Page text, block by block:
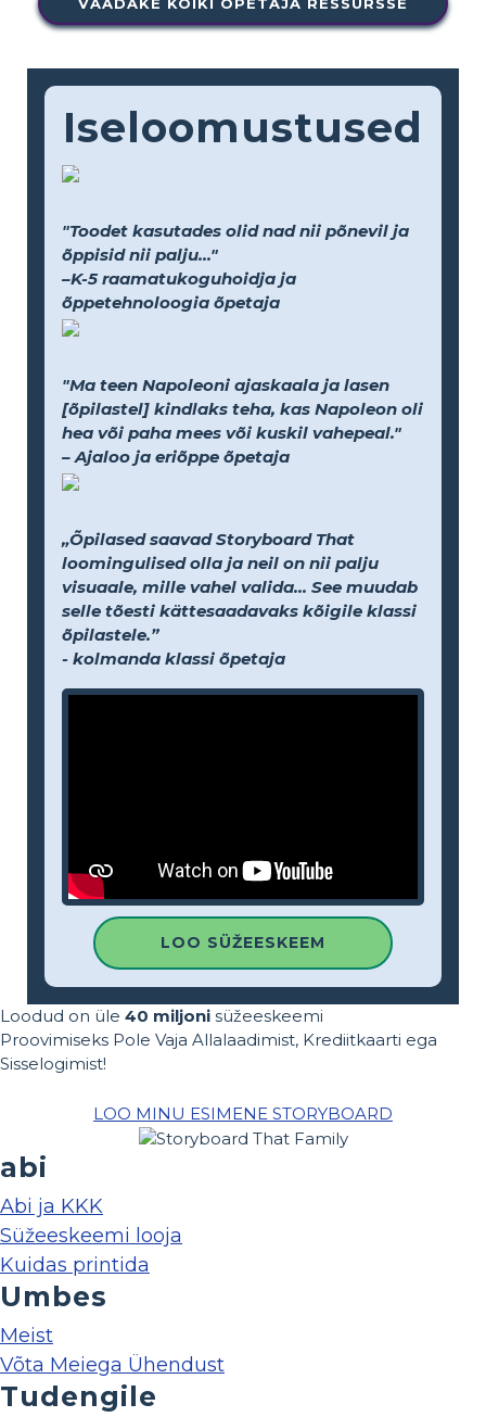
VAADAKE KÕIKI ÕPETAJA RESSURSSE
Iseloomustused
"Toodet kasutades olid nad nii põnevil ja
õppisid nii palju..."
–K-5 raamatukoguhoidja ja
õppetehnoloogia õpetaja
"Ma teen Napoleoni ajaskaala ja lasen
[õpilastel] kindlaks teha, kas Napoleon oli
hea või paha mees või kuskil vahepeal."
– Ajaloo ja eriõppe õpetaja
„Õpilased saavad Storyboard That
loomingulised olla ja neil on nii palju
visuaale, mille vahel valida... See muudab
selle tõesti kättesaadavaks kõigile klassi
õpilastele.”
- kolmanda klassi õpetaja
LOO SÜŽEESKEEM
Loodud on üle 40 miljoni süžeeskeemi
Proovimiseks Pole Vaja Allalaadimist, Krediitkaarti ega
Sisselogimist!
LOO MINU ESIMENE STORYBOARD
abi
Abi ja KKK
Süžeeskeemi looja
Kuidas printida
Umbes
Meist
Võta Meiega Ühendust
Tudengile